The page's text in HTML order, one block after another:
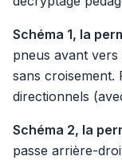
Schéma 1, la
pneus avant
sans croisement.
directionnels
Schéma 2, la
passe arrière-